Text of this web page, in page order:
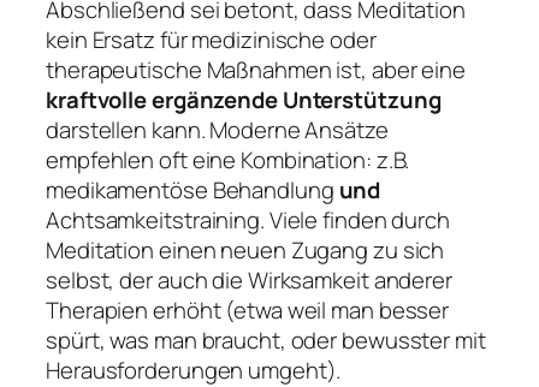
Abschließend sei betont, dass Meditation
kein Ersatz für medizinische oder
therapeutische Maßnahmen ist, aber eine
kraftvolle ergänzende Unterstützung
darstellen kann. Moderne Ansätze
empfehlen oft eine Kombination: z.B.
medikamentöse Behandlung und
Achtsamkeitstraining. Viele finden durch
Meditation einen neuen Zugang zu sich
selbst, der auch die Wirksamkeit anderer
Therapien erhöht (etwa weil man besser
spürt, was man braucht, oder bewusster mit
Herausforderungen umgeht).